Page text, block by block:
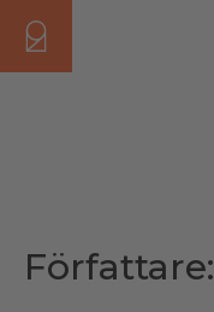
Författare: